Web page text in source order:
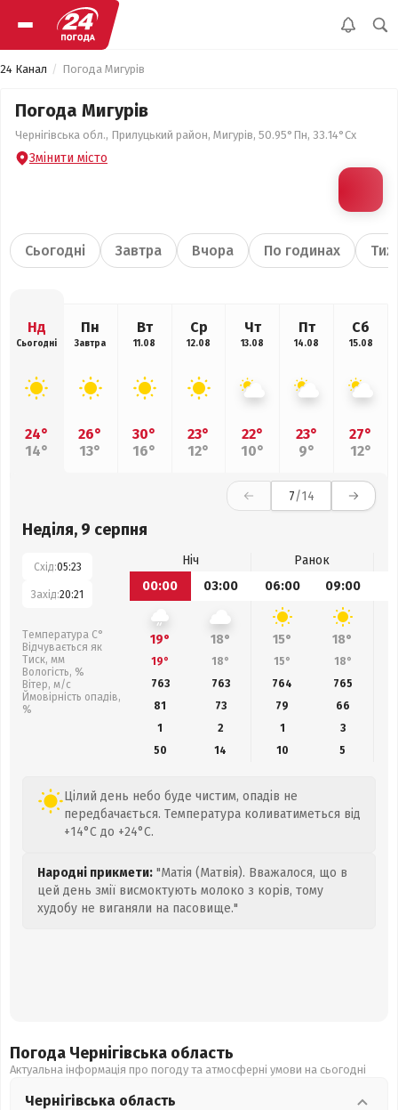
24 Канал Погода Мигурів
Погода Мигурів
Чернігівська обл., Прилуцький район, Мигурів, 50.95°Пн, 33.14°Сх
Змінити місто
Сьогодні Завтра Вчора По годинах
Нд
Сьогодні
24°
14°
Пн
Завтра
26°
13°
Вт
11.08
30°
16°
Ср
12.08
23°
12°
Чт
13.08
22°
10°
Пт
14.08
23°
9°
Сб
15.08
27°
12°
7/14
Неділя, 9 серпня
Схід:05:23
Захід:20:21
Температура С°
Відчувається як
Тиск, мм
Вологість, %
Вітер, м/с
Ймовірність опадів,
%
Ніч
Ранок
00:00
03:00 06:00 09:00
19° 18° 15° 18°
19° 18° 15° 18°
763
763 764 765
81
73 79 66
1
2 1
3
50
14 10 5
Цілий день небо буде чистим, опадів не
передбачається. Температура коливатиметься від
+14°C до +24°C.
Народні прикмети: "Матія (Матвія). Вважалося, що в
цей день змії висмоктують молоко з корів, тому
худобу не виганяли на пасовище."
Погода Чернігівська область
Актуальна інформація про погоду та атмосферні умови на сьогодні
Чернігівська область